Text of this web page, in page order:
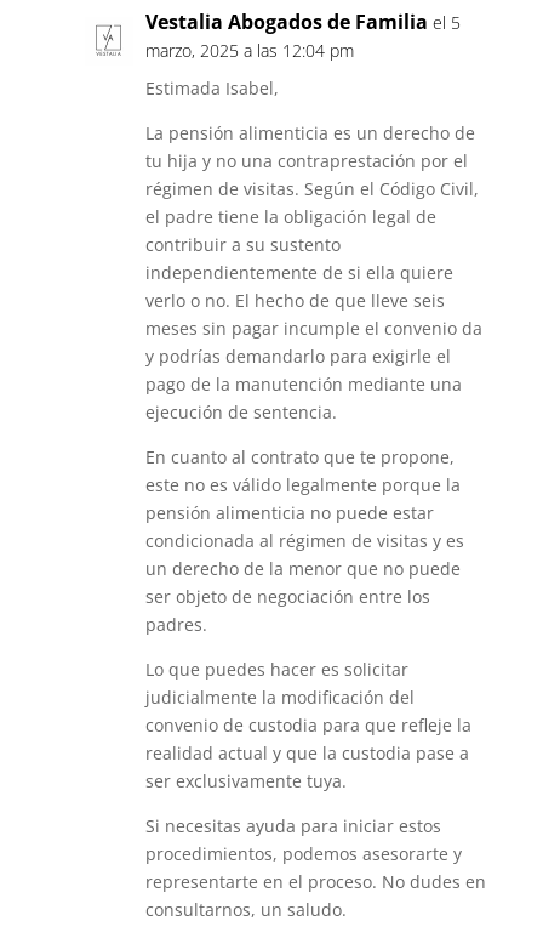
Vestalia Abogados de Familia el 5
marzo, 2025 a las 12:04 pm
Estimada Isabel,
La pensión alimenticia es un derecho de
tu hija y no una contraprestación por el
régimen de visitas. Según el Código Civil,
el padre tiene la obligación legal de
contribuir a su sustento
independientemente de si ella quiere
verlo o no. El hecho de que lleve seis
meses sin pagar incumple el convenio da
y podrías demandarlo para exigirle el
pago de la manutención mediante una
ejecución de sentencia.
En cuanto al contrato que te propone,
este no es válido legalmente porque la
pensión alimenticia no puede estar
condicionada al régimen de visitas y es
un derecho de la menor que no puede
ser objeto de negociación entre los
padres.
Lo que puedes hacer es solicitar
judicialmente la modificación del
convenio de custodia para que refleje la
realidad actual y que la custodia pase a
ser exclusivamente tuya.
Si necesitas ayuda para iniciar estos
procedimientos, podemos asesorarte y
representarte en el proceso. No dudes en
consultarnos, un saludo.